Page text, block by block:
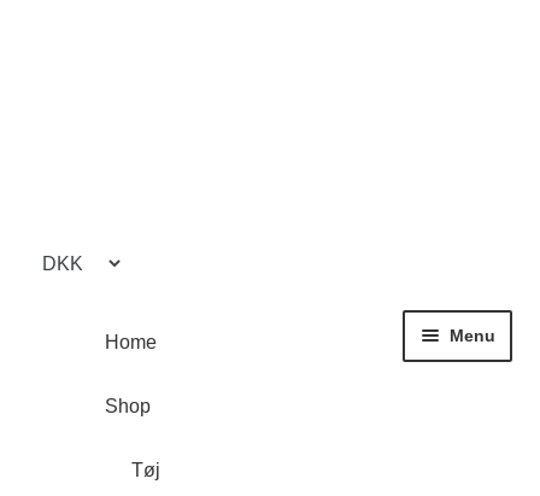
Menu
Home
Shop
Tøj